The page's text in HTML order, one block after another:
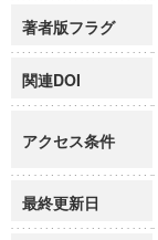
著者版フラグ
関連DOI
アクセス条件
最終更新日